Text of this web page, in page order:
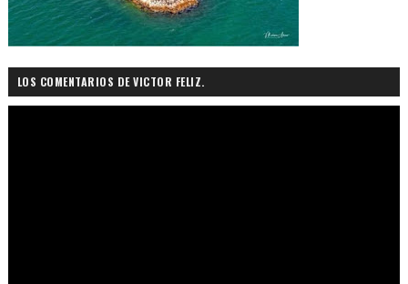
LOS COMENTARIOS DE VICTOR FELIZ.